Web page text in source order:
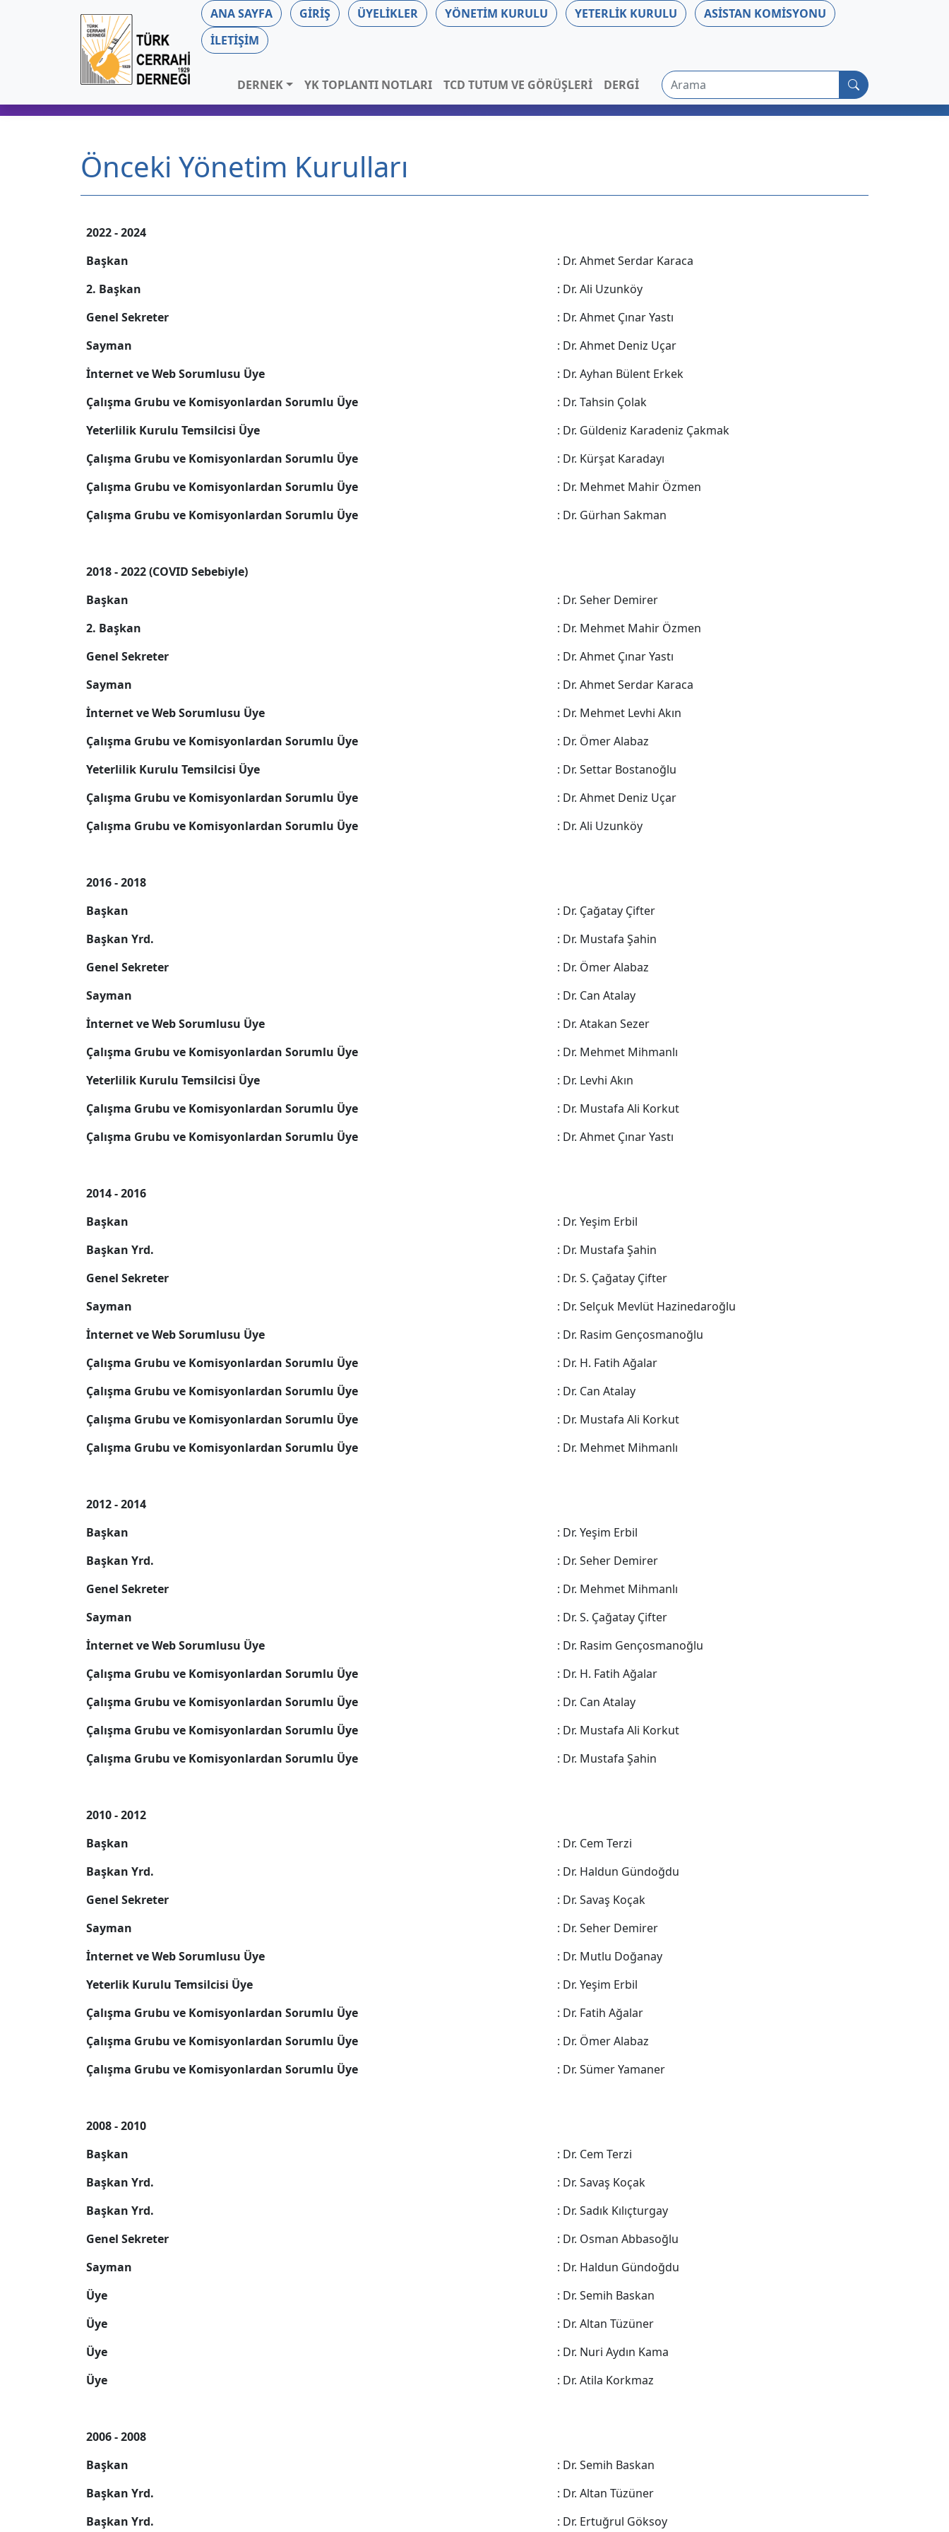
ANA SAYFA GIRIŞ ÜYELIKLER YÖNETIM KURULU YETERLIK KURULU
ASISTAN KOMISYONU
İLETIŞIM
DERNEK YK TOPLANTI NOTLARI TCD TUTUM VE GÖRÜŞLERI DERGI Arama
Önceki Yönetim Kurulları
2022 - 2024
Başkan
: Dr. Ahmet Serdar Karaca
2. Başkan
: Dr. Ali Uzunköy
Genel Sekreter
: Dr. Ahmet Çınar Yastı
Sayman
: Dr. Ahmet Deniz Uçar
İnternet ve Web Sorumlusu Üye
: Dr. Ayhan Bülent Erkek
Çalışma Grubu ve Komisyonlardan Sorumlu Üye
: Dr. Tahsin Çolak
Yeterlilik Kurulu Temsilcisi Üye
: Dr. Güldeniz Karadeniz Çakmak
Çalışma Grubu ve Komisyonlardan Sorumlu Üye
: Dr. Kürşat Karadayı
Çalışma Grubu ve Komisyonlardan Sorumlu Üye
: Dr. Mehmet Mahir Özmen
Çalışma Grubu ve Komisyonlardan Sorumlu Üye
: Dr. Gürhan Sakman
2018 - 2022 (COVID Sebebiyle)
Başkan
: Dr. Seher Demirer
2. Başkan
: Dr. Mehmet Mahir Özmen
Genel Sekreter
: Dr. Ahmet Çınar Yastı
Sayman
: Dr. Ahmet Serdar Karaca
İnternet ve Web Sorumlusu Üye
: Dr. Mehmet Levhi Akın
Çalışma Grubu ve Komisyonlardan Sorumlu Üye
: Dr. Ömer Alabaz
Yeterlilik Kurulu Temsilcisi Üye
: Dr. Settar Bostanoğlu
Çalışma Grubu ve Komisyonlardan Sorumlu Üye
: Dr. Ahmet Deniz Uçar
Çalışma Grubu ve Komisyonlardan Sorumlu Üye
: Dr. Ali Uzunköy
2016 - 2018
Başkan
: Dr. Çağatay Çifter
Başkan Yrd.
: Dr. Mustafa Şahin
Genel Sekreter
: Dr. Ömer Alabaz
Sayman
: Dr. Can Atalay
İnternet ve Web Sorumlusu Üye
: Dr. Atakan Sezer
Çalışma Grubu ve Komisyonlardan Sorumlu Üye
: Dr. Mehmet Mihmanlı
Yeterlilik Kurulu Temsilcisi Üye
: Dr. Levhi Akın
Çalışma Grubu ve Komisyonlardan Sorumlu Üye
: Dr. Mustafa Ali Korkut
Çalışma Grubu ve Komisyonlardan Sorumlu Üye
: Dr. Ahmet Çınar Yastı
2014 - 2016
Başkan
: Dr. Yeşim Erbil
Başkan Yrd.
: Dr. Mustafa Şahin
Genel Sekreter
: Dr. S. Çağatay Çifter
Sayman
: Dr. Selçuk Mevlüt Hazinedaroğlu
İnternet ve Web Sorumlusu Üye
: Dr. Rasim Gençosmanoğlu
Çalışma Grubu ve Komisyonlardan Sorumlu Üye
: Dr. H. Fatih Ağalar
Çalışma Grubu ve Komisyonlardan Sorumlu Üye
: Dr. Can Atalay
Çalışma Grubu ve Komisyonlardan Sorumlu Üye
: Dr. Mustafa Ali Korkut
Çalışma Grubu ve Komisyonlardan Sorumlu Üye
: Dr. Mehmet Mihmanlı
2012 - 2014
Başkan
: Dr. Yeşim Erbil
Başkan Yrd.
: Dr. Seher Demirer
Genel Sekreter
: Dr. Mehmet Mihmanlı
Sayman
: Dr. S. Çağatay Çifter
İnternet ve Web Sorumlusu Üye
: Dr. Rasim Gençosmanoğlu
Çalışma Grubu ve Komisyonlardan Sorumlu Üye
: Dr. H. Fatih Ağalar
Çalışma Grubu ve Komisyonlardan Sorumlu Üye
: Dr. Can Atalay
Çalışma Grubu ve Komisyonlardan Sorumlu Üye
: Dr. Mustafa Ali Korkut
Çalışma Grubu ve Komisyonlardan Sorumlu Üye
: Dr. Mustafa Şahin
2010 - 2012
Başkan
: Dr. Cem Terzi
Başkan Yrd.
: Dr. Haldun Gündoğdu
Genel Sekreter
: Dr. Savaş Koçak
Sayman
: Dr. Seher Demirer
İnternet ve Web Sorumlusu Üye
: Dr. Mutlu Doğanay
Yeterlik Kurulu Temsilcisi Üye
: Dr. Yeşim Erbil
Çalışma Grubu ve Komisyonlardan Sorumlu Üye
: Dr. Fatih Ağalar
Çalışma Grubu ve Komisyonlardan Sorumlu Üye
: Dr. Ömer Alabaz
Çalışma Grubu ve Komisyonlardan Sorumlu Üye
: Dr. Sümer Yamaner
2008 - 2010
Başkan
: Dr. Cem Terzi
Başkan Yrd.
: Dr. Savaş Koçak
Başkan Yrd.
: Dr. Sadık Kılıçturgay
Genel Sekreter
: Dr. Osman Abbasoğlu
Sayman
: Dr. Haldun Gündoğdu
Üye
: Dr. Semih Baskan
Üye
: Dr. Altan Tüzüner
Üye
: Dr. Nuri Aydın Kama
Üye
: Dr. Atila Korkmaz
2006 - 2008
Başkan
: Dr. Semih Baskan
Başkan Yrd.
: Dr. Altan Tüzüner
Başkan Yrd.
: Dr. Ertuğrul Göksoy